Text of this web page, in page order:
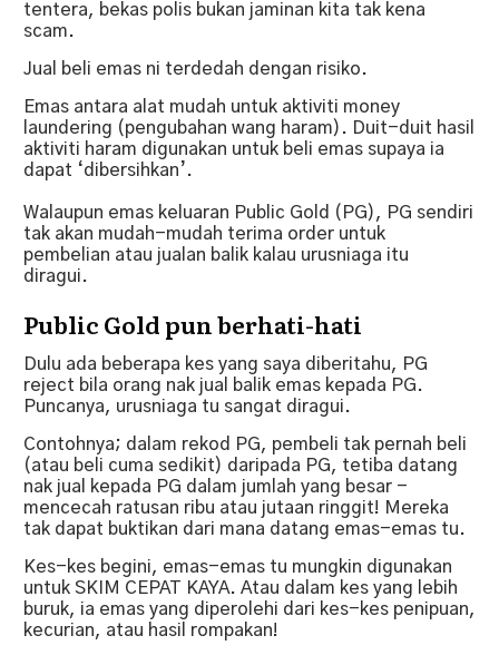
tentera, bekas polis bukan jaminan kita tak kena
scam.
Jual beli emas ni terdedah dengan risiko.
Emas antara alat mudah untuk aktiviti money
laundering (pengubahan wang haram). Duit-duit hasil
aktiviti haram digunakan untuk beli emas supaya ia
dapat ‘dibersihkan’.
Walaupun emas keluaran Public Gold (PG), PG sendiri
tak akan mudah-mudah terima order untuk
pembelian atau jualan balik kalau urusniaga itu
diragui.
Public Gold pun berhati-hati
Dulu ada beberapa kes yang saya diberitahu, PG
reject bila orang nak jual balik emas kepada PG.
Puncanya, urusniaga tu sangat diragui.
Contohnya; dalam rekod PG, pembeli tak pernah beli
(atau beli cuma sedikit) daripada PG, tetiba datang
nak jual kepada PG dalam jumlah yang besar -
mencecah ratusan ribu atau jutaan ringgit! Mereka
tak dapat buktikan dari mana datang emas-emas tu.
Kes-kes begini, emas-emas tu mungkin digunakan
untuk SKIM CEPAT KAYA. Atau dalam kes yang lebih
buruk, ia emas yang diperolehi dari kes-kes penipuan,
kecurian, atau hasil rompakan!